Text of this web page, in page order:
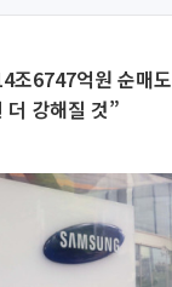
조6747억원 순매도
더 강해질 것”